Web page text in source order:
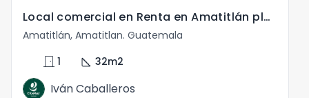
Local comercial en Renta en Amatitlán plaza comercial
Amatitlán, Amatitlan. Guatemala
door_front 1 square_foot 32m2
Iván Caballeros